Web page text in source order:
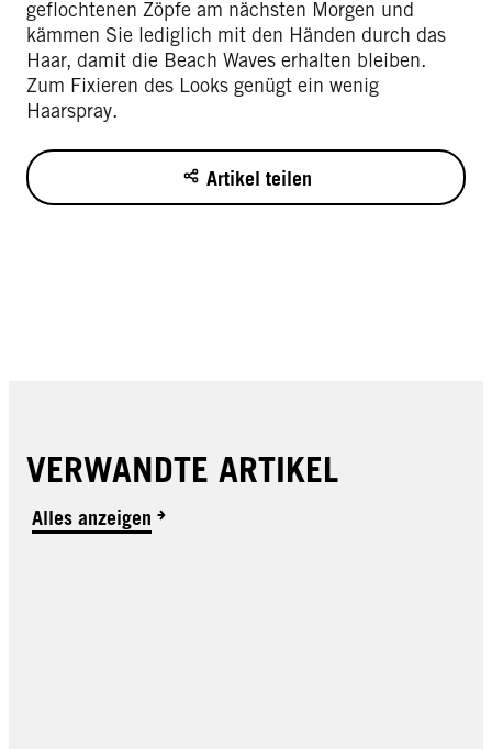
geflochtenen Zöpfe am nächsten Morgen und
kämmen Sie lediglich mit den Händen durch das
Haar, damit die Beach Waves erhalten bleiben.
Zum Fixieren des Looks genügt ein wenig
Haarspray.
Artikel teilen
VERWANDTE ARTIKEL
Alles anzeigen